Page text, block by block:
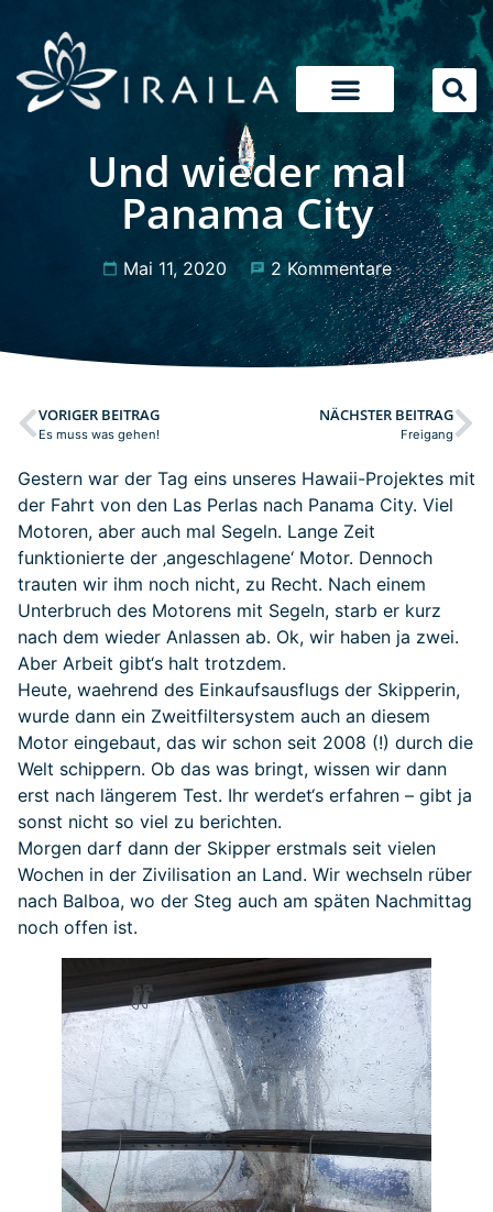
Und wieder mal
Panama City
Mai 11, 2020 2 Kommentare
VORIGER BEITRAG
Es muss was gehen!
NÄCHSTER BEITRAG
Freigang
Gestern war der Tag eins unseres Hawaii-Projektes mit
der Fahrt von den Las Perlas nach Panama City. Viel
Motoren, aber auch mal Segeln. Lange Zeit
funktionierte der ‚angeschlagene‘ Motor. Dennoch
trauten wir ihm noch nicht, zu Recht. Nach einem
Unterbruch des Motorens mit Segeln, starb er kurz
nach dem wieder Anlassen ab. Ok, wir haben ja zwei.
Aber Arbeit gibt‘s halt trotzdem.
Heute, waehrend des Einkaufsausflugs der Skipperin,
wurde dann ein Zweitfiltersystem auch an diesem
Motor eingebaut, das wir schon seit 2008 (!) durch die
Welt schippern. Ob das was bringt, wissen wir dann
erst nach längerem Test. Ihr werdet‘s erfahren – gibt ja
sonst nicht so viel zu berichten.
Morgen darf dann der Skipper erstmals seit vielen
Wochen in der Zivilisation an Land. Wir wechseln rüber
nach Balboa, wo der Steg auch am späten Nachmittag
noch offen ist.